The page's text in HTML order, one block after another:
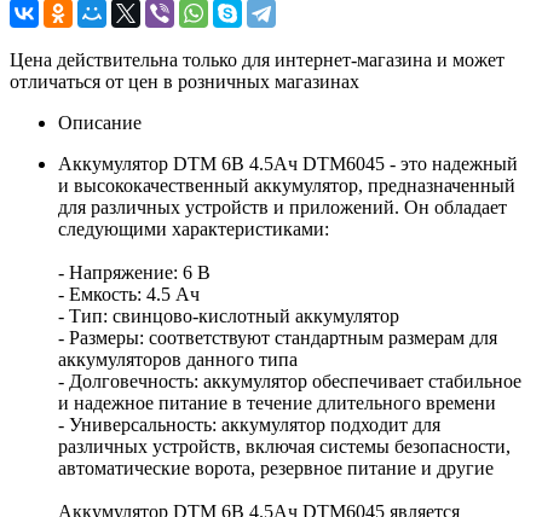
Цена действительна только для интернет-магазина и может
отличаться от цен в розничных магазинах
Описание
Аккумулятор DTM 6В 4.5Ач DTM6045 - это надежный
и высококачественный аккумулятор, предназначенный
для различных устройств и приложений. Он обладает
следующими характеристиками:
- Напряжение: 6 В
- Емкость: 4.5 Ач
- Тип: свинцово-кислотный аккумулятор
- Размеры: соответствуют стандартным размерам для
аккумуляторов данного типа
- Долговечность: аккумулятор обеспечивает стабильное
и надежное питание в течение длительного времени
- Универсальность: аккумулятор подходит для
различных устройств, включая системы безопасности,
автоматические ворота, резервное питание и другие
Аккумулятор DTM 6В 4.5Ач DTM6045 является